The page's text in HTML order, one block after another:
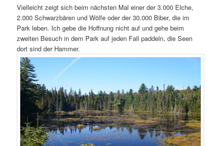
Vielleicht zeigt sich beim nächsten Mal einer der 3.000 Elche,
2.000 Schwarzbären und Wölfe oder der 30.000 Biber, die im
Park leben. Ich gebe die Hoffnung nicht auf und gehe beim
zweiten Besuch in dem Park auf jeden Fall paddeln, die Seen
dort sind der Hammer.